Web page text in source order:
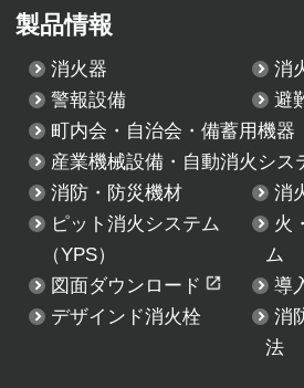
製品情報
消火器
消
警報設備
避
町内会・自治会・備蓄用機器
産業機械設備・自動消火シス
消防・防災機材
消
ピット消火システム
（YPS）
火
ム
図面ダウンロード
導
デザインド消火栓
消
法